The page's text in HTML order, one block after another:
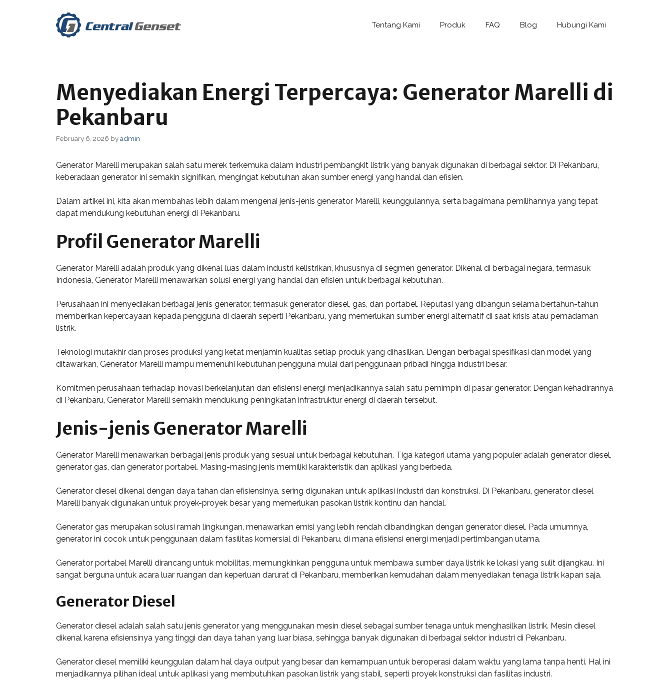
Tentang Kami Produk FAQ Blog Hubungi Kami
Menyediakan Energi Terpercaya: Generator Marelli di
Pekanbaru
February 6, 2026 byadmin
Generator Marelli merupakan salah satu merek terkemuka dalam industri pembangkit listrik yang banyak digunakan di berbagai sektor. Di Pekanbaru,
keberadaan generator ini semakin signifikan, mengingat kebutuhan akan sumber energi yang handal dan efisien.
Dalam artikel ini, kita akan membahas lebih dalam mengenai jenis-jenis generator Marelli, keunggulannya, serta bagaimana pemilihannya yang tepat
dapat mendukung kebutuhan energi di Pekanbaru.
Profil Generator Marelli
Generator Marelli adalah produk yang dikenal luas dalam industri kelistrikan, khususnya di segmen generator. Dikenal di berbagai negara, termasuk
Indonesia, Generator Marelli menawarkan solusi energi yang handal dan efisien untuk berbagai kebutuhan.
Perusahaan ini menyediakan berbagai jenis generator, termasuk generator diesel, gas, dan portabel. Reputasi yang dibangun selama bertahun-tahun
memberikan kepercayaan kepada pengguna di daerah seperti Pekanbaru, yang memerlukan sumber energi alternatif di saat krisis atau pemadaman
listrik.
Teknologi mutakhir dan proses produksi yang ketat menjamin kualitas setiap produk yang dihasilkan. Dengan berbagai spesifikasi dan model yang
ditawarkan, Generator Marelli mampu memenuhi kebutuhan pengguna mulai dari penggunaan pribadi hingga industri besar.
Komitmen perusahaan terhadap inovasi berkelanjutan dan efisiensi energi menjadikannya salah satu pemimpin di pasar generator. Dengan kehadirannya
di Pekanbaru, Generator Marelli semakin mendukung peningkatan infrastruktur energi di daerah tersebut.
Jenis-jenis Generator Marelli
Generator Marelli menawarkan berbagai jenis produk yang sesuai untuk berbagai kebutuhan. Tiga kategori utama yang populer adalah generator diesel,
generator gas, dan generator portabel. Masing-masing jenis memiliki karakteristik dan aplikasi yang berbeda.
Generator diesel dikenal dengan daya tahan dan efisiensinya, sering digunakan untuk aplikasi industri dan konstruksi. Di Pekanbaru, generator diesel
Marelli banyak digunakan untuk proyek-proyek besar yang memerlukan pasokan listrik kontinu dan handal.
Generator gas merupakan solusi ramah lingkungan, menawarkan emisi yang lebih rendah dibandingkan dengan generator diesel. Pada umumnya,
generator ini cocok untuk penggunaan dalam fasilitas komersial di Pekanbaru, di mana efisiensi energi menjadi pertimbangan utama.
Generator portabel Marelli dirancang untuk mobilitas, memungkinkan pengguna untuk membawa sumber daya listrik ke lokasi yang sulit dijangkau. Ini
sangat berguna untuk acara luar ruangan dan keperluan darurat di Pekanbaru, memberikan kemudahan dalam menyediakan tenaga listrik kapan saja.
Generator Diesel
Generator diesel adalah salah satu jenis generator yang menggunakan mesin diesel sebagai sumber tenaga untuk menghasilkan listrik. Mesin diesel
dikenal karena efisiensinya yang tinggi dan daya tahan yang luar biasa, sehingga banyak digunakan di berbagai sektor industri di Pekanbaru.
Generator diesel memiliki keunggulan dalam hal daya output yang besar dan kemampuan untuk beroperasi dalam waktu yang lama tanpa henti. Hal ini
menjadikannya pilihan ideal untuk aplikasi yang membutuhkan pasokan listrik yang stabil, seperti proyek konstruksi dan fasilitas industri.